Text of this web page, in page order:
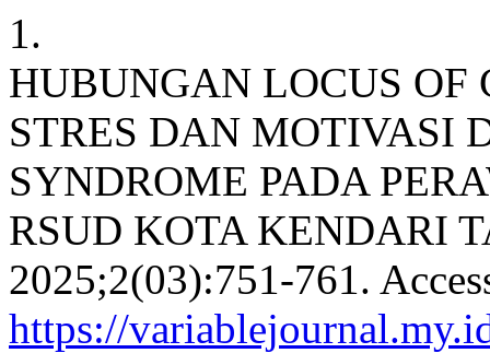
1.
HUBUNGAN LOCUS OF
STRES DAN MOTIVASI
SYNDROME PADA
RSUD KOTA KENDARI
2025;2(03):751-761.
https://